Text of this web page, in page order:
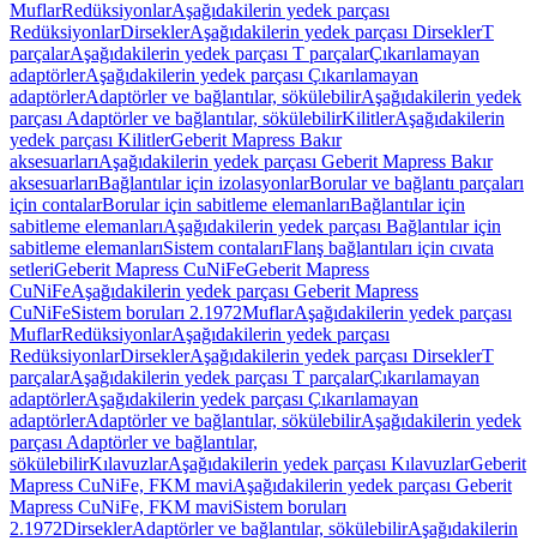
MuflarRedüksiyonlarAşağıdakilerin yedek parçası
RedüksiyonlarDirseklerAşağıdakilerin yedek parçası DirseklerT
parçalarAşağıdakilerin yedek parçası T parçalarÇıkarılamayan
adaptörlerAşağıdakilerin yedek parçası Çıkarılamayan
adaptörlerAdaptörler ve bağlantılar, sökülebilirAşağıdakilerin yedek
parçası Adaptörler ve bağlantılar, sökülebilirKilitlerAşağıdakilerin
yedek parçası KilitlerGeberit Mapress Bakır
aksesuarlarıAşağıdakilerin yedek parçası Geberit Mapress Bakır
aksesuarlarıBağlantılar için izolasyonlarBorular ve bağlantı parçaları
için contalarBorular için sabitleme elemanlarıBağlantılar için
sabitleme elemanlarıAşağıdakilerin yedek parçası Bağlantılar için
sabitleme elemanlarıSistem contalarıFlanş bağlantıları için cıvata
setleriGeberit Mapress CuNiFeGeberit Mapress
CuNiFeAşağıdakilerin yedek parçası Geberit Mapress
CuNiFeSistem boruları 2.1972MuflarAşağıdakilerin yedek parçası
MuflarRedüksiyonlarAşağıdakilerin yedek parçası
RedüksiyonlarDirseklerAşağıdakilerin yedek parçası DirseklerT
parçalarAşağıdakilerin yedek parçası T parçalarÇıkarılamayan
adaptörlerAşağıdakilerin yedek parçası Çıkarılamayan
adaptörlerAdaptörler ve bağlantılar, sökülebilirAşağıdakilerin yedek
parçası Adaptörler ve bağlantılar,
sökülebilirKılavuzlarAşağıdakilerin yedek parçası KılavuzlarGeberit
Mapress CuNiFe, FKM maviAşağıdakilerin yedek parçası Geberit
Mapress CuNiFe, FKM maviSistem boruları
2.1972DirseklerAdaptörler ve bağlantılar, sökülebilirAşağıdakilerin